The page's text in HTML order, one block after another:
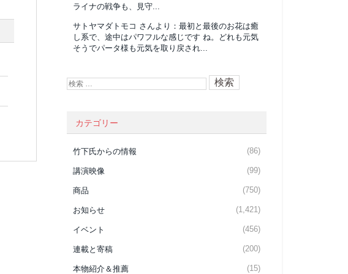
ライナの戦争も、見守...
サトヤマダトモコ さんより： 最初と最後のお花は癒
し系で、途中はパワフルな感じです ね。どれも元気
そうでパータ様も元気を取り戻され...
カテゴリー
竹下氏からの情報 (86)
講演映像 (99)
商品 (750)
お知らせ (1,421)
イベント (456)
連載と寄稿 (200)
本物紹介＆推薦 (15)